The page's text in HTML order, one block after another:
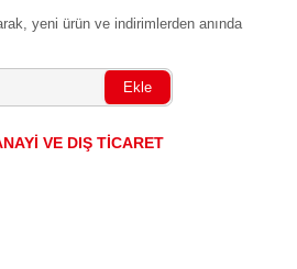
yeni ürün ve indirimlerden anında
Ekle
VE DIŞ TİCARET